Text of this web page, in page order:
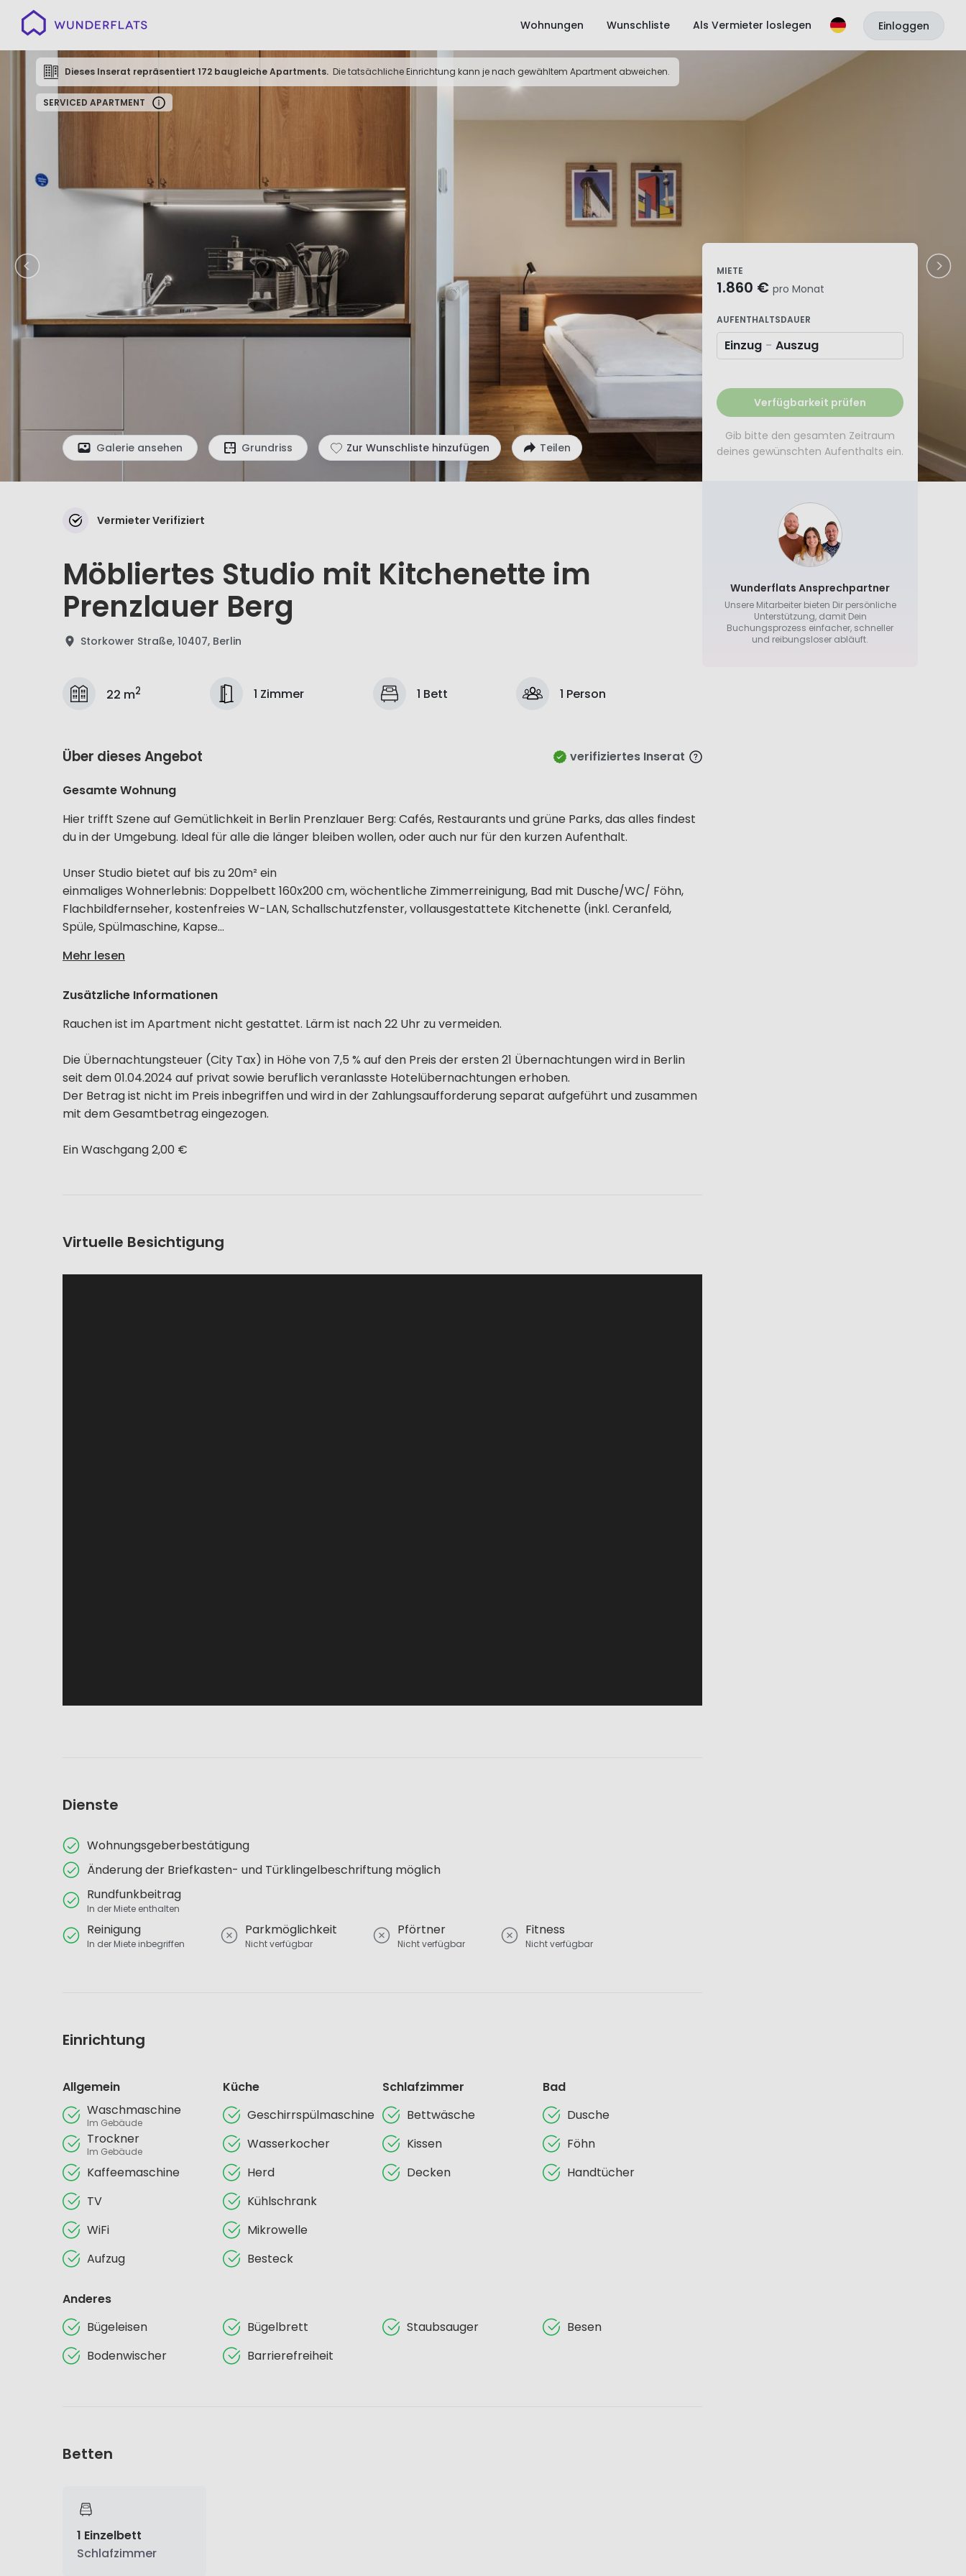
Wunderflats Wohnungen Wunschliste Als Vermieter loslegen Einloggen
Dieses Inserat repräsentiert 172 baugleiche Apartments. Die tatsächliche Einrichtung kann je nach gewähltem Apartment abweichen.
SERVICED APARTMENT
Galerie ansehen Grundriss Zur Wunschliste hinzufügen Teilen
Vermieter Verifiziert
Möbliertes Studio mit Kitchenette im
Prenzlauer Berg
Storkower Straße, 10407, Berlin
22 m2 1 Zimmer 1 Bett 1 Person
Über dieses Angebot verifiziertes Inserat
Gesamte Wohnung
Hier trifft Szene auf Gemütlichkeit in Berlin Prenzlauer Berg: Cafés, Restaurants und grüne Parks, das alles findest
du in der Umgebung. Ideal für alle die länger bleiben wollen, oder auch nur für den kurzen Aufenthalt.
Unser Studio bietet auf bis zu 20m² ein
einmaliges Wohnerlebnis: Doppelbett 160x200 cm, wöchentliche Zimmerreinigung, Bad mit Dusche/WC/ Föhn,
Flachbildfernseher, kostenfreies W-LAN, Schallschutzfenster, vollausgestattete Kitchenette (inkl. Ceranfeld,
Spüle, Spülmaschine, Kapse...
Mehr lesen
Zusätzliche Informationen
Rauchen ist im Apartment nicht gestattet. Lärm ist nach 22 Uhr zu vermeiden.
Die Übernachtungsteuer (City Tax) in Höhe von 7,5 % auf den Preis der ersten 21 Übernachtungen wird in Berlin
seit dem 01.04.2024 auf privat sowie beruflich veranlasste Hotelübernachtungen erhoben.
Der Betrag ist nicht im Preis inbegriffen und wird in der Zahlungsaufforderung separat aufgeführt und zusammen
mit dem Gesamtbetrag eingezogen.
Ein Waschgang 2,00 €
Virtuelle Besichtigung
Dienste
Wohnungsgeberbestätigung
Änderung der Briefkasten- und Türklingelbeschriftung möglich
Rundfunkbeitrag
In der Miete enthalten
Reinigung
In der Miete inbegriffen
Parkmöglichkeit
Nicht verfügbar
Pförtner
Nicht verfügbar
Fitness
Nicht verfügbar
Einrichtung
Allgemein
Waschmaschine
Im Gebäude
Trockner
Im Gebäude
Kaffeemaschine
TV
WiFi
Aufzug
Küche
Geschirrspülmaschine
Wasserkocher
Herd
Kühlschrank
Mikrowelle
Besteck
Schlafzimmer
Bettwäsche
Kissen
Decken
Bad
Dusche
Föhn
Handtücher
Anderes
Bügeleisen
Bügelbrett Staubsauger
Besen
Bodenwischer
Barrierefreiheit
Betten
1 Einzelbett
Schlafzimmer
MIETE
1.860 € pro Monat
AUFENTHALTSDAUER
Einzug - Auszug
Verfügbarkeit prüfen
Gib bitte den gesamten Zeitraum
deines gewünschten Aufenthalts ein.
Wunderflats Ansprechpartner
Unsere Mitarbeiter bieten Dir persönliche
Unterstützung, damit Dein
Buchungsprozess einfacher, schneller
und reibungsloser abläuft.